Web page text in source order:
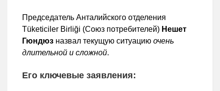
Председатель Анталийского отделения
Тüketiciler Birliği (Союз потребителей) Нешет
Гюн­дюз назвал текущую ситуацию очень
длительной и сложной.
Его ключевые заявления: